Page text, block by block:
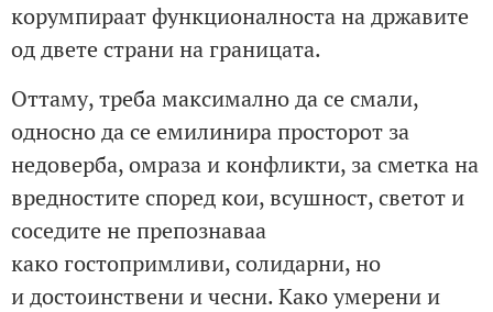
корумпираат функционалноста на државите
од двете страни на границата.
Оттаму, треба максимално да се смали,
односно да се емилинира просторот за
недоверба, омраза и конфликти, за сметка на
вредностите според кои, всушност, светот и
соседите не препознаваа
како гостопримливи, солидарни, но
и достоинствени и чесни. Како умерени и